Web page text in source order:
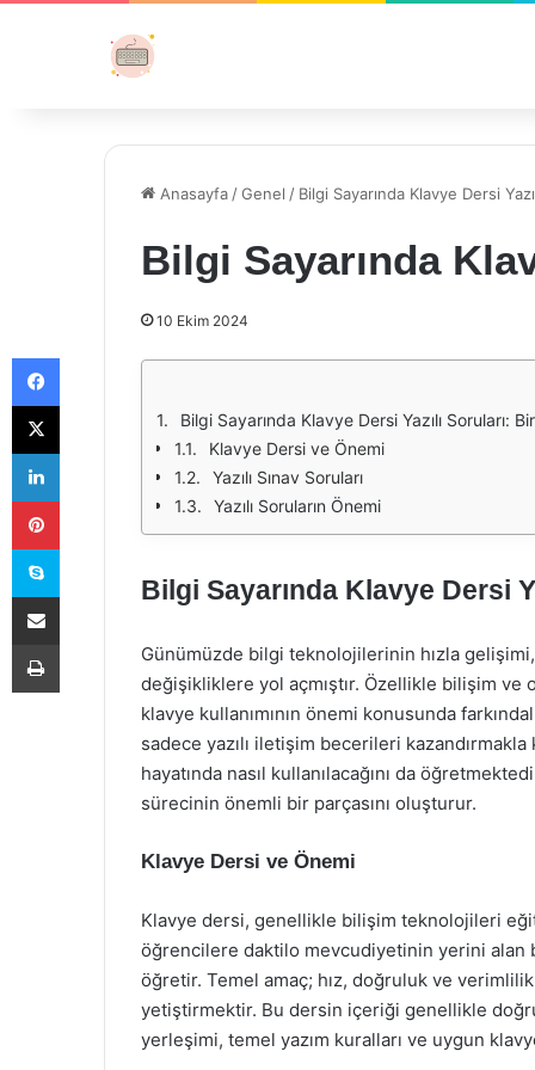
Anasayfa /Genel / Bilgi Sayarında Klavye Dersi
Bilgi Sayarında
10 Ekim 2024
Bilgi Sayarında Klavye Dersi Yazılı Soruları:
Klavye Dersi ve Önemi
Yazılı Sınav Soruları
Yazılı Soruların Önemi
Bilgi Sayarında Klavye Dersi
Günümüzde bilgi teknolojilerinin hızla
değişikliklere yol açmıştır. Özellikle bilişim
klavye kullanımının önemi konusunda
sadece yazılı iletişim becerileri
hayatında nasıl kullanılacağını da
sürecinin önemli bir parçasını oluşturur.
Klavye Dersi ve Önemi
Klavye dersi, genellikle bilişim teknolojileri
öğrencilere daktilo mevcudiyetinin yerini alan
öğretir. Temel amaç; hız, doğruluk ve
yetiştirmektir. Bu dersin içeriği genellikle
yerleşimi, temel yazım kuralları ve uygun
Facebook
X
LinkedIn
Pinterest
Skype
E-Posta ile paylaş